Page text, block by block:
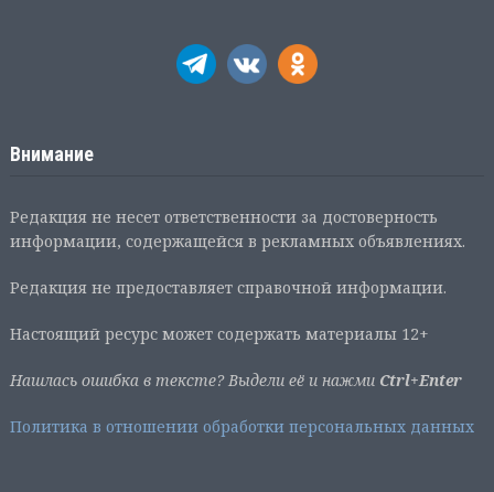
Внимание
Редакция не несет ответственности за достоверность
информации, содержащейся в рекламных объявлениях.
Редакция не предоставляет справочной информации.
Настоящий ресурс может содержать материалы 12+
Нашлась ошибка в тексте? Выдели её и нажми Ctrl+Enter
Политика в отношении обработки персональных данных